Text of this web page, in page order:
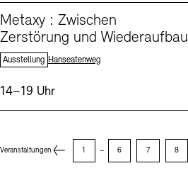
Metaxy : Zwischen
Zerstörung und Wiederaufbau
Ausstellung
Standort: Hanseatenweg
Uhrzeit:
14–19 Uhr
Veranstaltungen Previous Page
1 – 6 7 8